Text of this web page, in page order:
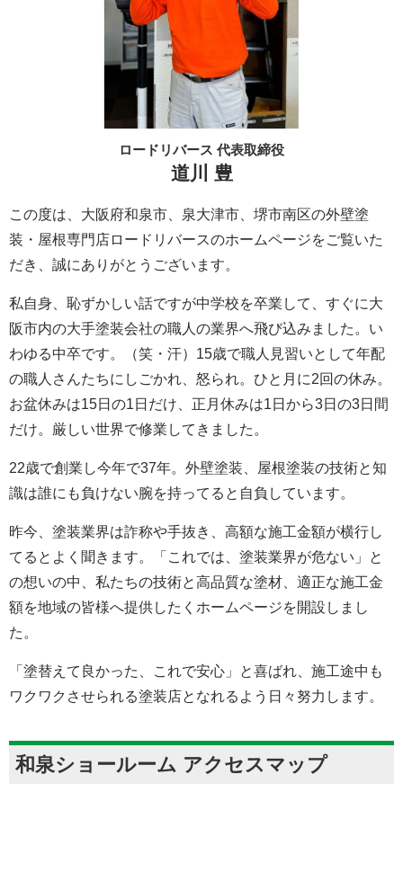
ロードリバース 代表取締役
道川 豊
この度は、大阪府和泉市、泉大津市、堺市南区の外壁塗
装・屋根専門店ロードリバースのホームページをご覧いた
だき、誠にありがとうございます。
私自身、恥ずかしい話ですが中学校を卒業して、すぐに大
阪市内の大手塗装会社の職人の業界へ飛び込みました。い
わゆる中卒です。（笑・汗）15歳で職人見習いとして年配
の職人さんたちにしごかれ、怒られ。ひと月に2回の休み。
お盆休みは15日の1日だけ、正月休みは1日から3日の3日間
だけ。厳しい世界で修業してきました。
22歳で創業し今年で37年。外壁塗装、屋根塗装の技術と知
識は誰にも負けない腕を持ってると自負しています。
昨今、塗装業界は詐称や手抜き、高額な施工金額が横行し
てるとよく聞きます。「これでは、塗装業界が危ない」と
の想いの中、私たちの技術と高品質な塗材、適正な施工金
額を地域の皆様へ提供したくホームページを開設しまし
た。
「塗替えて良かった、これで安心」と喜ばれ、施工途中も
ワクワクさせられる塗装店となれるよう日々努力します。
和泉ショールーム アクセスマップ